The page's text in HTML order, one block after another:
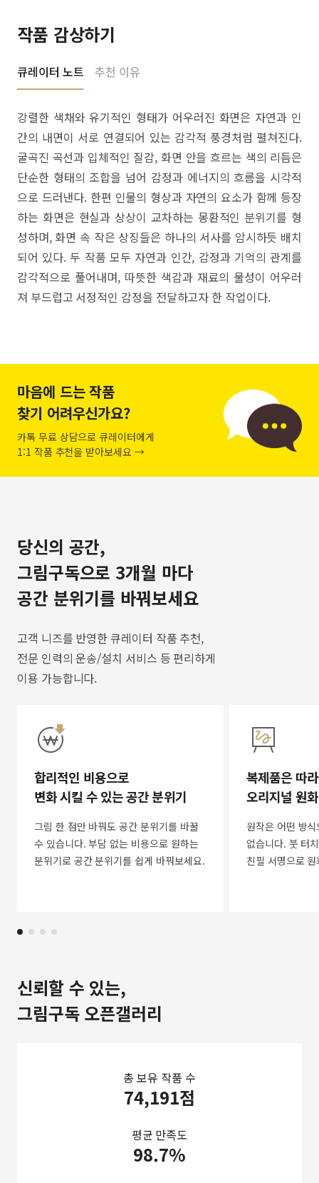
작품 감상하기
큐레이터 노트 추천 이유
강렬한 색채와 유기적인 형태가 어우러진 화면은 자연과 인
간의 내면이 서로 연결되어 있는 감각적 풍경처럼 펼쳐진다.
굴곡진 곡선과 입체적인 질감, 화면 안을 흐르는 색의 리듬은
단순한 형태의 조합을 넘어 감정과 에너지의 흐름을 시각적
으로 드러낸다. 한편 인물의 형상과 자연의 요소가 함께 등장
하는 화면은 현실과 상상이 교차하는 몽환적인 분위기를 형
성하며, 화면 속 작은 상징들은 하나의 서사를 암시하듯 배치
되어 있다. 두 작품 모두 자연과 인간, 감정과 기억의 관계를
감각적으로 풀어내며, 따뜻한 색감과 재료의 물성이 어우러
져 부드럽고 서정적인 감정을 전달하고자 한 작업이다.
마음에 드는 작품
찾기 어려우신가요?
카톡 무료 상담으로 큐레이터에게
1:1 작품 추천을 받아보세요 →
당신의 공간,
그림구독으로 3개월 마다
공간 분위기를 바꿔보세요
고객 니즈를 반영한 큐레이터 작품 추천,
전문 인력의 운송/설치 서비스 등 편리하게
이용 가능합니다.
합리적인 비용으로
변화 시킬 수 있는 공간 분위기
그림 한 점만 바꿔도 공간 분위기를 바꿀
수 있습니다. 부담 없는 비용으로 원하는
분위기로 공간 분위기를 쉽게 바꿔보세요.
복제품은 따
오리지널 원
원작은 어떤 방
없습니다. 붓 터
친필 서명으로
신뢰할 수 있는,
그림구독 오픈갤러리
총 보유 작품 수
74,191점
평균 만족도
98.7%